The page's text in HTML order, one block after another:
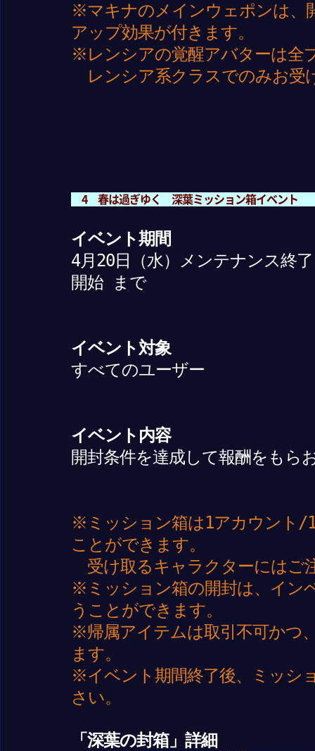
※マキナのメインウェポンは、
アップ効果が付きます。
※レンシアの覚醒アバターは全
レンシア系クラスでのみお受
4 春は過ぎゆく 深葉ミッション箱イベント
イベント期間
4月20日（水）メンテナンス終
開始 まで
イベント対象
すべてのユーザー
イベント内容
開封条件を達成して報酬をもら
※ミッション箱は1アカウント/
ことができます。
受け取るキャラクターにはご
※ミッション箱の開封は、イン
うことができます。
※帰属アイテムは取引不可かつ
ます。
※イベント期間終了後、ミッシ
さい。
「深葉の封箱」詳細